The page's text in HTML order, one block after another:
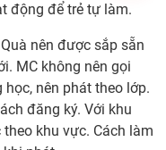
Hằng
Thu
động để trẻ tự làm.
nên được sắp sẵn
MC không nên gọi
nên phát theo lớp.
đăng ký. Với khu
khu vực. Cách làm